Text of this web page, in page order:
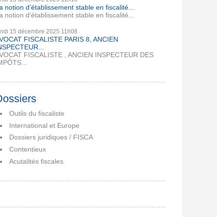
notion d’établissement stable en fiscalité...
notion d’établissement stable en fiscalité...
15 décembre 2025 11h08
FISCALISTE PARIS 8, ANCIEN
FISCALISTE , ANCIEN INSPECTEUR DES
Outils du fiscaliste
International et Europe
Dossiers juridiques / FISCA
Contentieux
Acutalités fiscales